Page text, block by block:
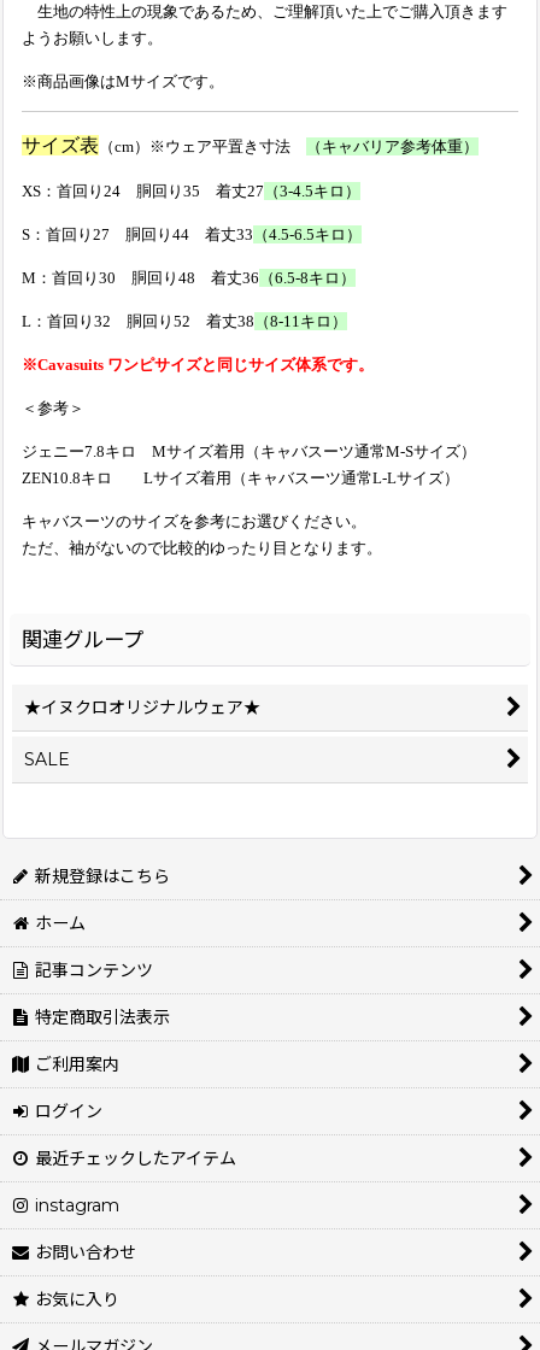
生地の特性上の現象であるため、ご理解頂いた上でご購入頂きます
ようお願いします。
※商品画像はMサイズです。
サイズ表 （cm）※ウェア平置き寸法 （キャバリア参考体重）
XS：首回り24 胴回り35 着丈27 （3-4.5キロ）
S：首回り27 胴回り44 着丈33 （4.5-6.5キロ）
M：首回り30 胴回り48 着丈36 （6.5-8キロ）
L：首回り32 胴回り52 着丈38 （8-11キロ）
※Cavasuits ワンピサイズと同じサイズ体系です。
＜参考＞
ジェニー7.8キロ Mサイズ着用（キャバスーツ通常M-Sサイズ）
ZEN10.8キロ Lサイズ着用（キャバスーツ通常L-Lサイズ）
キャバスーツのサイズを参考にお選びください。
ただ、袖がないので比較的ゆったり目となります。
関連グループ
★イヌクロオリジナルウェア★
SALE
新規登録はこちら
ホーム
記事コンテンツ
特定商取引法表示
ご利用案内
ログイン
最近チェックしたアイテム
instagram
お問い合わせ
お気に入り